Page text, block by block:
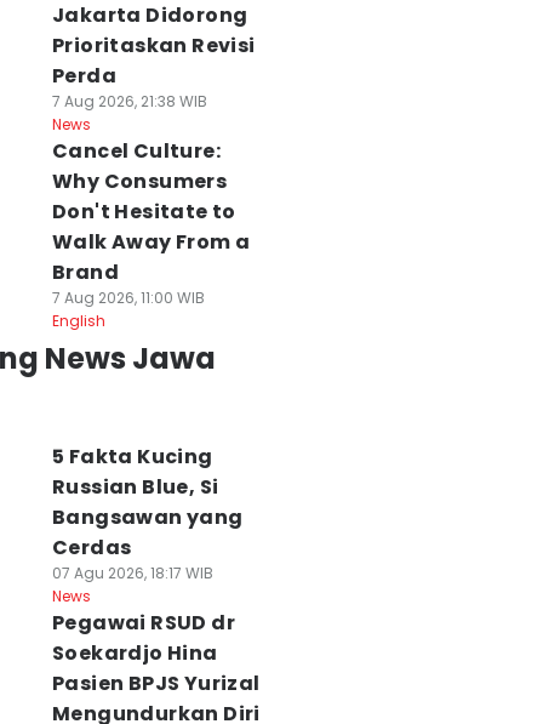
Jakarta Didorong
Prioritaskan Revisi
Perda
7 Aug 2026, 21:38 WIB
News
Cancel Culture:
Why Consumers
Don't Hesitate to
Walk Away From a
Brand
7 Aug 2026, 11:00 WIB
English
News Jawa
5 Fakta Kucing
Russian Blue, Si
Bangsawan yang
Cerdas
07 Agu 2026, 18:17 WIB
News
Pegawai RSUD dr
Soekardjo Hina
Pasien BPJS Yurizal
Mengundurkan Diri